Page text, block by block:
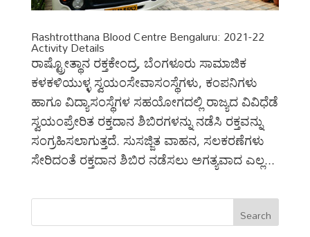
Rashtrotthana Blood Centre Bengaluru: 2021-22
Activity Details
ರಾಷ್ಟ್ರೋತ್ಥಾನ ರಕ್ತಕೇಂದ್ರ, ಬೆಂಗಳೂರು ಸಾಮಾಜಿಕ
ಕಳಕಳಿಯುಳ್ಳ ಸ್ವಯಂಸೇವಾಸಂಸ್ಥೆಗಳು, ಕಂಪನಿಗಳು
ಹಾಗೂ ವಿದ್ಯಾಸಂಸ್ಥೆಗಳ ಸಹಯೋಗದಲ್ಲಿ ರಾಜ್ಯದ ವಿವಿಧೆಡೆ
ಸ್ವಯಂಪ್ರೇರಿತ ರಕ್ತದಾನ ಶಿಬಿರಗಳನ್ನು ನಡೆಸಿ ರಕ್ತವನ್ನು
ಸಂಗ್ರಹಿಸಲಾಗುತ್ತದೆ. ಸುಸಜ್ಜಿತ ವಾಹನ, ಸಲಕರಣೆಗಳು
ಸೇರಿದಂತೆ ರಕ್ತದಾನ ಶಿಬಿರ ನಡೆಸಲು ಅಗತ್ಯವಾದ ಎಲ್ಲ...
Search